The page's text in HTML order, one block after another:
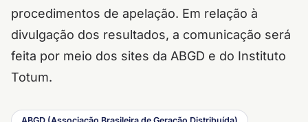
procedimentos de apelação. Em relação à
divulgação dos resultados, a comunicação será
feita por meio dos sites da ABGD e do Instituto
Totum.